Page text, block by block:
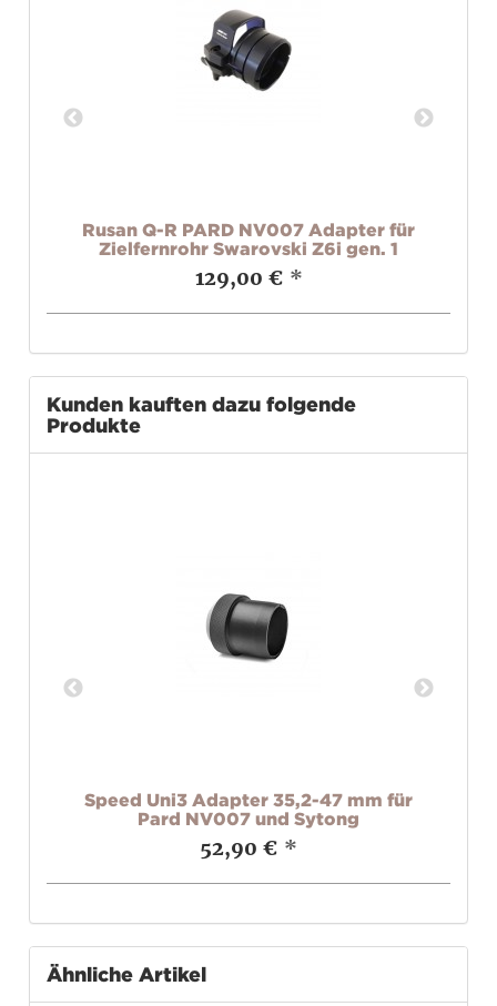
Rusan Q-R PARD NV007 Adapter für
Zielfernrohr Swarovski Z6i gen. 1
129,00 € *
Kunden kauften dazu folgende
Produkte
Speed Uni3 Adapter 35,2-47 mm für
Pard NV007 und Sytong
52,90 € *
Ähnliche Artikel